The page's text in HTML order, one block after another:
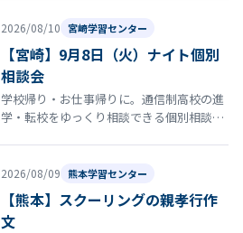
2026/08/10 宮崎学習センター
【宮崎】9月8日（火）ナイト個別
相談会
学校帰り・お仕事帰りに。通信制高校の進
学・転校をゆっくり相談できる個別相談会
2026/08/09 熊本学習センター
【熊本】スクーリングの親孝行作
文